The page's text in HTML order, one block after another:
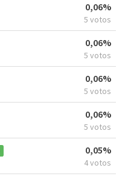
0,06%
5 votos
0,06%
5 votos
0,06%
5 votos
0,06%
5 votos
0,05%
4 votos